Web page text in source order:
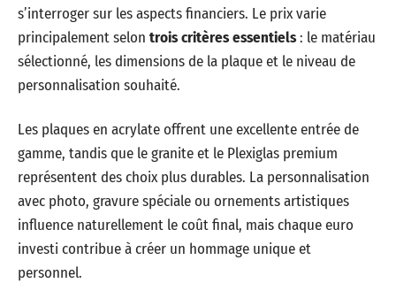
s’interroger sur les aspects financiers. Le prix varie
principalement selon trois critères essentiels: le matériau
sélectionné, les dimensions de la plaque et le niveau de
personnalisation souhaité.
Les plaques en acrylate offrent une excellente entrée de
gamme, tandis que le granite et le Plexiglas premium
représentent des choix plus durables. La personnalisation
avec photo, gravure spéciale ou ornements artistiques
influence naturellement le coût final, mais chaque euro
investi contribue à créer un hommage unique et
personnel.